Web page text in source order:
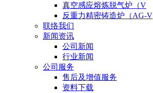
真空感应熔炼脱气炉（V
反重力精密铸造炉（AG-V
联络我们
新闻资讯
公司新闻
行业新闻
公司服务
售后及增值服务
资料下载